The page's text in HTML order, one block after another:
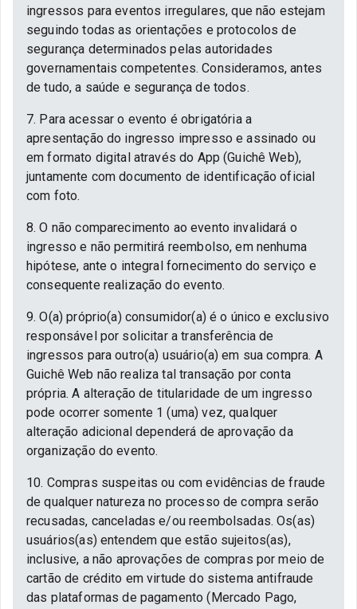
ingressos para eventos irregulares, que não estejam
seguindo todas as orientações e protocolos de
segurança determinados pelas autoridades
governamentais competentes. Consideramos, antes
de tudo, a saúde e segurança de todos.
7. Para acessar o evento é obrigatória a
apresentação do ingresso impresso e assinado ou
em formato digital através do App (Guichê Web),
juntamente com documento de identificação oficial
com foto.
8. O não comparecimento ao evento invalidará o
ingresso e não permitirá reembolso, em nenhuma
hipótese, ante o integral fornecimento do serviço e
consequente realização do evento.
9. O(a) próprio(a) consumidor(a) é o único e exclusivo
responsável por solicitar a transferência de
ingressos para outro(a) usuário(a) em sua compra. A
Guichê Web não realiza tal transação por conta
própria. A alteração de titularidade de um ingresso
pode ocorrer somente 1 (uma) vez, qualquer
alteração adicional dependerá de aprovação da
organização do evento.
10. Compras suspeitas ou com evidências de fraude
de qualquer natureza no processo de compra serão
recusadas, canceladas e/ou reembolsadas. Os(as)
usuários(as) entendem que estão sujeitos(as),
inclusive, a não aprovações de compras por meio de
cartão de crédito em virtude do sistema antifraude
das plataformas de pagamento (Mercado Pago,